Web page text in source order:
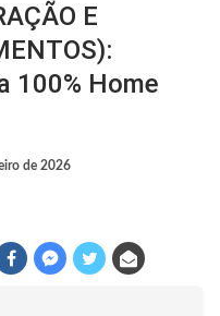
E
100% Home
de 2026